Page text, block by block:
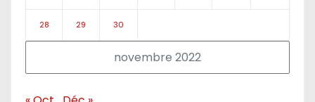
novembre 2022
28 29 30